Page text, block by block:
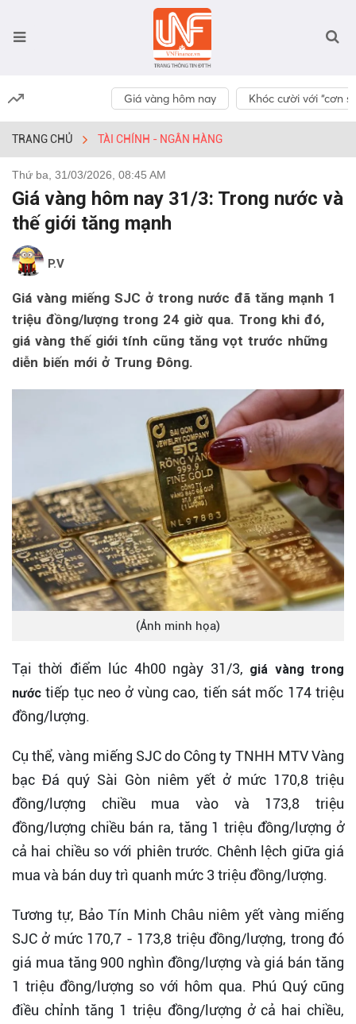
Giá vàng hôm nay Khóc cười với “cơn
TRANG CHỦ TÀI CHÍNH - NGÂN HÀNG
Thứ ba, 31/03/2026, 08:45 AM
Giá vàng hôm nay 31/3: Trong nước và
thế giới tăng mạnh
P.V
Giá vàng miếng SJC ở trong nước đã tăng mạnh 1
triệu đồng/lượng trong 24 giờ qua. Trong khi đó,
giá vàng thế giới tính cũng tăng vọt trước những
diễn biến mới ở Trung Đông.
(Ảnh minh họa)
Tại thời điểm lúc 4h00 ngày 31/3, giá vàng trong
nước tiếp tục neo ở vùng cao, tiến sát mốc 174 triệu
đồng/lượng.
Cụ thể, vàng miếng SJC do Công ty TNHH MTV Vàng
bạc Đá quý Sài Gòn niêm yết ở mức 170,8 triệu
đồng/lượng chiều mua vào và 173,8 triệu
đồng/lượng chiều bán ra, tăng 1 triệu đồng/lượng ở
cả hai chiều so với phiên trước. Chênh lệch giữa giá
mua và bán duy trì quanh mức 3 triệu đồng/lượng.
Tương tự, Bảo Tín Minh Châu niêm yết vàng miếng
SJC ở mức 170,7 - 173,8 triệu đồng/lượng, trong đó
giá mua tăng 900 nghìn đồng/lượng và giá bán tăng
1 triệu đồng/lượng so với hôm qua. Phú Quý cũng
điều chỉnh tăng 1 triệu đồng/lượng ở cả hai chiều,